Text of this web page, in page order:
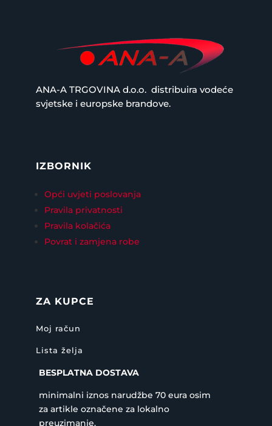
ANA-A TRGOVINA d.o.o. distribuira vodeće
svjetske i europske brandove.
IZBORNIK
Opći uvjeti poslovanja
Pravila privatnosti
Pravila kolačića
Povrat i zamjena robe
ZA KUPCE
Moj račun
Lista želja
BESPLATNA DOSTAVA
minimalni iznos narudžbe 70 eura osim
za artikle označene za lokalno
preuzimanje.